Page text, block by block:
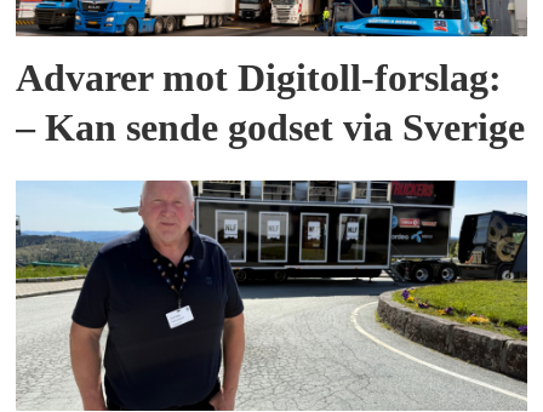
Advarer mot Digitoll-forslag:
– Kan sende godset via Sverige